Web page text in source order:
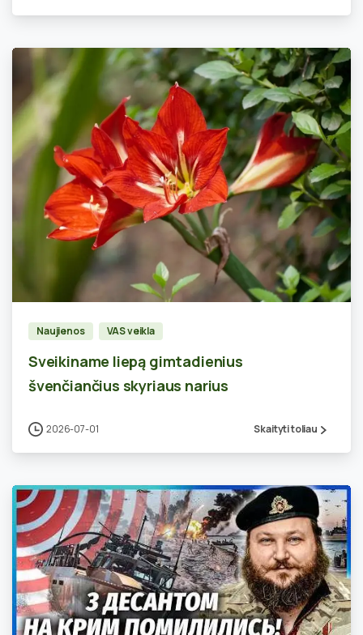
0
Naujienos VAS veikla
Sveikiname liepą gimtadienius
švenčiančius skyriaus narius
2026-07-01 Skaityti toliau